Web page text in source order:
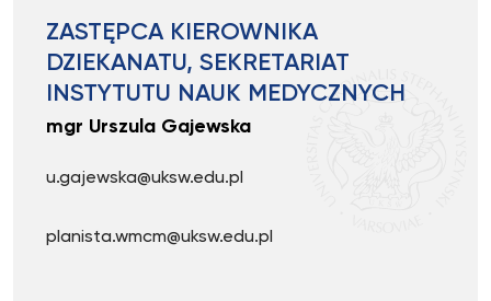
ZASTĘPCA KIEROWNIKA
DZIEKANATU, SEKRETARIAT
INSTYTUTU NAUK MEDYCZNYCH
mgr Urszula Gajewska
u.gajewska@uksw.edu.pl
planista.wmcm@uksw.edu.pl